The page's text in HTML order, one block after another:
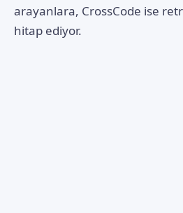
arayanlara, CrossCode ise
hitap ediyor.